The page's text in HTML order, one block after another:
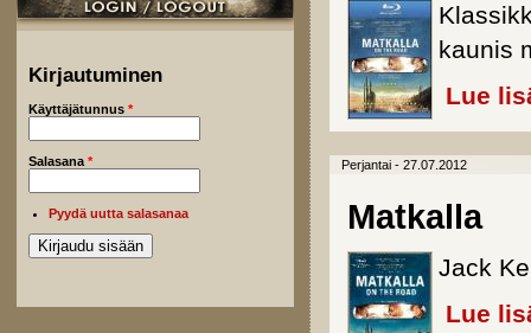
Kirjautuminen
Käyttäjätunnus *
Salasana *
Pyydä uutta salasanaa
kaunis
Lue
Perjantai - 27.07.2012
Matkalla
Jack
Lue